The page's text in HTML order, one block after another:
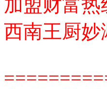
加盟财富热
西南王厨妙